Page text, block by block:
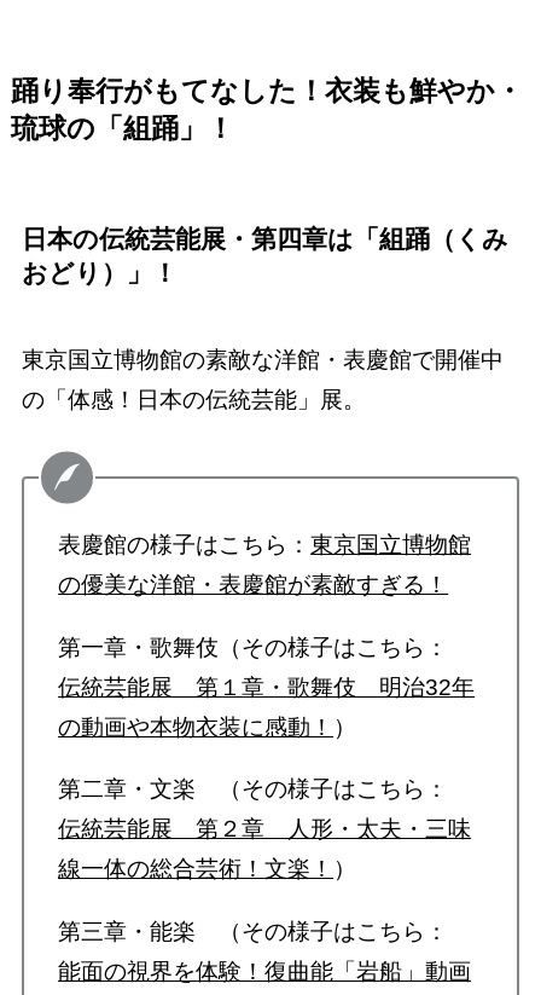
踊り奉行がもてなした！衣装も鮮やか・
琉球の「組踊」！
日本の伝統芸能展・第四章は「組踊（くみ
おどり）」！
東京国立博物館の素敵な洋館・表慶館で開催中
の「体感！日本の伝統芸能」展。
表慶館の様子はこちら：東京国立博物館
の優美な洋館・表慶館が素敵すぎる！
第一章・歌舞伎（その様子はこちら：
伝統芸能展 第１章・歌舞伎 明治32年
の動画や本物衣装に感動！ ）
第二章・文楽 （その様子はこちら：
伝統芸能展 第２章 人形・太夫・三味
線一体の総合芸術！文楽！ ）
第三章・能楽 （その様子はこちら：
能面の視界を体験！復曲能「岩船」動画